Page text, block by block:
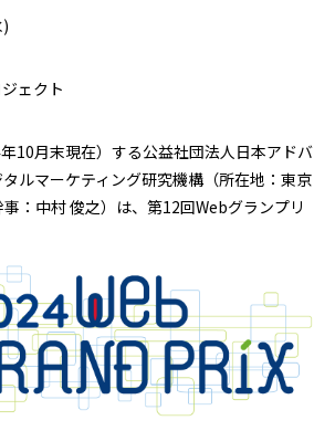
ェクト
10月末現在）する公益社団法人日本アドバ
ルマーケティング研究機構（所在地：東京
：中村 俊之）は、第12回Webグランプリ